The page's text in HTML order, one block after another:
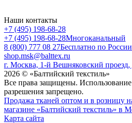
Наши контакты
+7 (495) 198-68-28
+7 (495) 198-68-28Многоканальный
8 (800) 777 08 27Бесплатно по России
shop.msk@balttex.ru
г. Москва, 1-й Вешняковский проезд,
2026 © «Балтийский текстиль»
Все права защищены. Использование
разрешения запрещено.
Продажа тканей оптом и в розницу
магазине «Балтийский текстиль» в
Карта сайта